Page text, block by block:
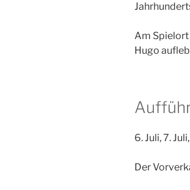
Am Spielort
Hugo
6. Juli, 7.
Der